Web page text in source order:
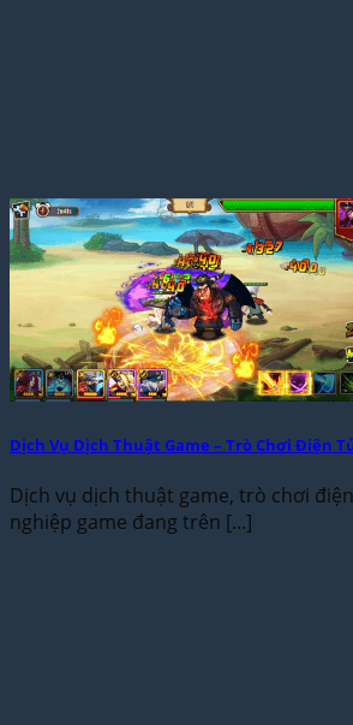
Dịch Vụ Dịch Thuật Game – Trò Chơi Điện
Dịch vụ dịch thuật game, trò chơi
nghiệp game đang trên [...]